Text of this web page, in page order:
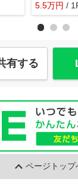
5.5万円 /
有する
ページトップ